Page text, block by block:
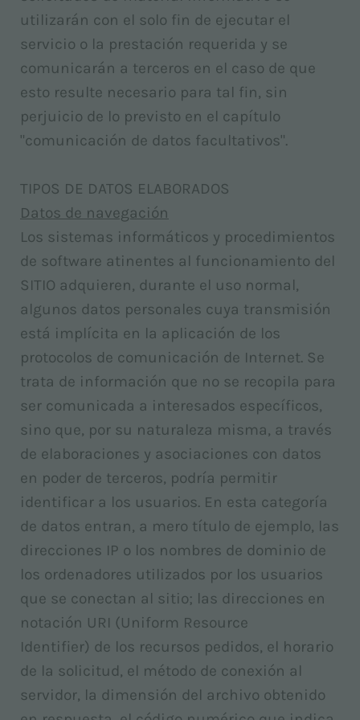
utilizarán con el solo fin de ejecutar el
servicio o la prestación requerida y se
comunicarán a terceros en el caso de que
esto resulte necesario para tal fin, sin
perjuicio de lo previsto en el capítulo
"comunicación de datos facultativos".
TIPOS DE DATOS ELABORADOS
Datos de navegación
Los sistemas informáticos y procedimientos
de software atinentes al funcionamiento del
SITIO adquieren, durante el uso normal,
algunos datos personales cuya transmisión
está implícita en la aplicación de los
protocolos de comunicación de Internet. Se
trata de información que no se recopila para
ser comunicada a interesados específicos,
sino que, por su naturaleza misma, a través
de elaboraciones y asociaciones con datos
en poder de terceros, podría permitir
identificar a los usuarios. En esta categoría
de datos entran, a mero título de ejemplo, las
direcciones IP o los nombres de dominio de
los ordenadores utilizados por los usuarios
que se conectan al sitio; las direcciones en
notación URI (Uniform Resource
Identifier) de los recursos pedidos, el horario
de la solicitud, el método de conexión al
servidor, la dimensión del archivo obtenido